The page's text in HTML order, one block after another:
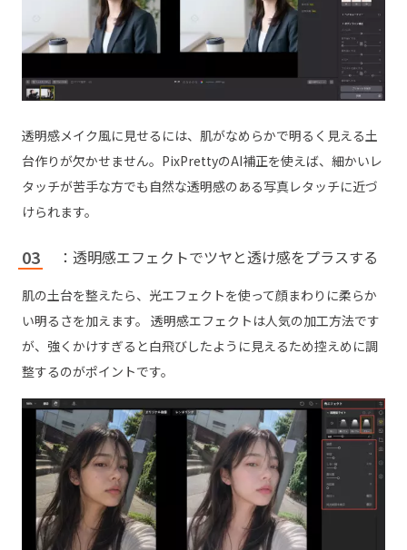
透明感メイク風に見せるには、肌がなめらかで明るく見える土
台作りが欠かせません。PixPrettyのAI補正を使えば、細かいレ
タッチが苦手な方でも自然な透明感のある写真レタッチに近づ
けられます。
：透明感エフェクトでツヤと透け感をプラスする
肌の土台を整えたら、光エフェクトを使って顔まわりに柔らか
い明るさを加えます。 透明感エフェクトは人気の加工方法です
が、強くかけすぎると白飛びしたように見えるため控えめに調
整するのがポイントです。